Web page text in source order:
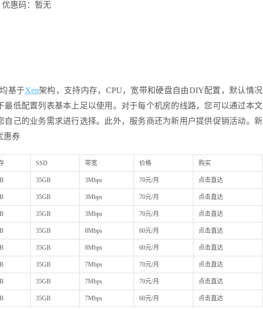
优惠码：暂无
基于Xen架构，支持内存，CPU，宽带和硬盘自由DIY配置，默认情况
低配置列表基本上足以使用。对于每个机房的线路，您可以通过本文
己的业务需求进行选择。此外，服务商还为新用户提供促销活动。新
惠券
SSD 带宽 价格 购买
35GB 3Mbps 70元/月 点击直达
35GB 3Mbps 70元/月 点击直达
35GB 3Mbps 70元/月 点击直达
35GB 8Mbps 60元/月 点击直达
35GB 8Mbps 60元/月 点击直达
35GB 7Mbps 70元/月 点击直达
35GB 7Mbps 70元/月 点击直达
35GB 7Mbps 60元/月 点击直达